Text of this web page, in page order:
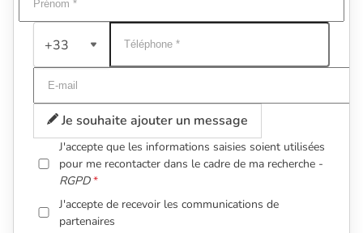
+33
Je souhaite ajouter un message
J'accepte que les informations saisies soient utilisées
pour me recontacter dans le cadre de ma recherche -
RGPD
J'accepte de recevoir les communications de
partenaires